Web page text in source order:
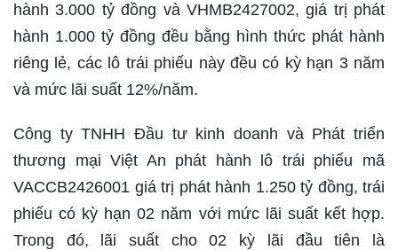
hành 3.000 tỷ đồng và VHMB2427002, giá trị phát
hành 1.000 tỷ đồng đều bằng hình thức phát hành
riêng lẻ, các lô trái phiếu này đều có kỳ hạn 3 năm
và mức lãi suất 12%/năm.
Công ty TNHH Đầu tư kinh doanh và Phát triển
thương mại Việt An phát hành lô trái phiếu mã
VACCB2426001 giá trị phát hành 1.250 tỷ đồng, trái
phiếu có kỳ hạn 02 năm với mức lãi suất kết hợp.
Trong đó, lãi suất cho 02 kỳ lãi đầu tiên là